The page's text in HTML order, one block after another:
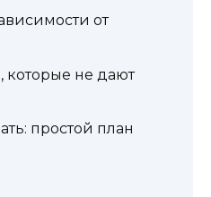
от
не дают
простой план